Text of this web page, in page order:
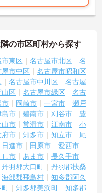
の市区町村から探す
東区 名古屋市北区
名
屋市中区
名古屋市昭和区
名古屋市中川区
名古屋
山区 名古屋市緑区
名古
市 岡崎市 一宮市
瀬戸
島市 碧南市 刈谷市
豊
山市 常滑市 江南市
小
府市 知多市 知立市
尾
日進市 田原市
愛西市
し市 あま市
長久手市
丹羽郡大口町
丹羽郡扶桑
海部郡飛島村
知多郡阿久
町 知多郡美浜町
知多郡